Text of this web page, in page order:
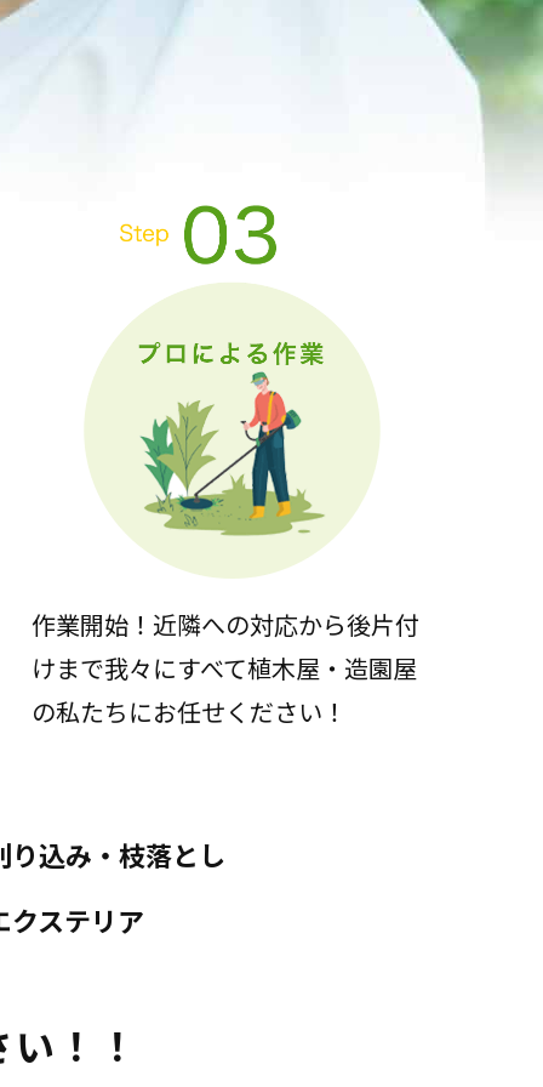
作業開始！近隣への対応から後片付
けまで我々にすべて植木屋・造園屋
の私たちにお任せください！
り込み・枝落とし
クステリア
！！